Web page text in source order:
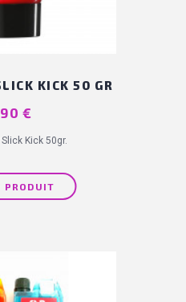
KICK 50 GR
€
Kick 50gr.
PRODUIT